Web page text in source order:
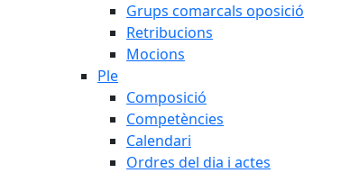
Grups comarcals oposició
Retribucions
Mocions
Ple
Composició
Competències
Calendari
Ordres del dia i actes